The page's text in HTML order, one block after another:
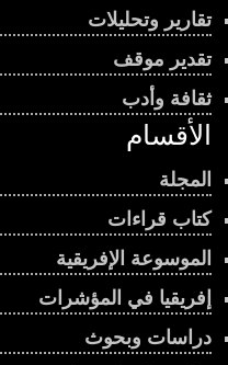
تقارير وتحليلات
تقدير موقف
ثقافة وأدب
الأقسام
المجلة
كتاب قراءات
الموسوعة الإفريقية
إفريقيا في المؤشرات
دراسات وبحوث